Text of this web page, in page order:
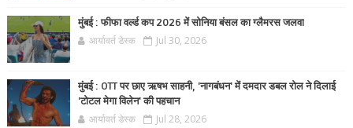
मुंबई : फीफा वर्ल्ड कप 2026 में सोनिया बंसल का ग्लैमरस जलवा
आर्यावर्त डेस्क Jul 30, 2026
मुंबई : OTT पर छाए ऋषभ साहनी, 'नागबंधन' में दमदार डबल रोल ने दिलाई
'टोटल मेगा विलेन' की पहचान
आर्यावर्त डेस्क Jul 28, 2026